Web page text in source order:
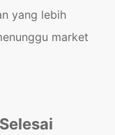
yang lebih
market